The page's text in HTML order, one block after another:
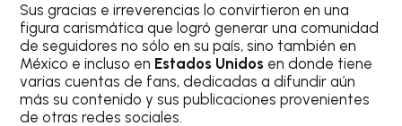
Sus gracias e irreverencias lo convirtieron en una
figura carismática que logró generar una comunidad
de seguidores no sólo en su país, sino también en
México e incluso en Estados Unidos en donde tiene
varias cuentas de fans, dedicadas a difundir aún
más su contenido y sus publicaciones provenientes
de otras redes sociales.